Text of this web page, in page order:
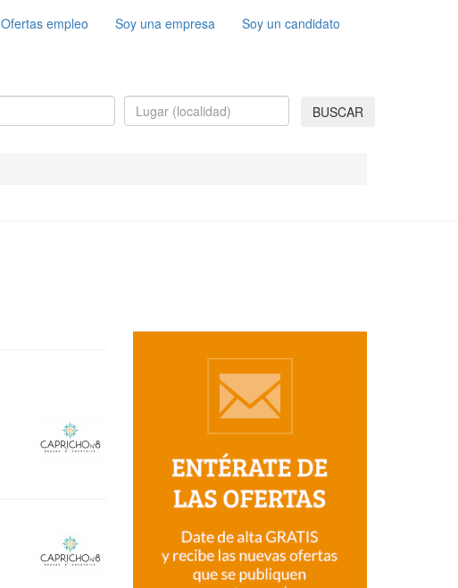
Ofertas empleo Soy una empresa Soy un candidato
BUSCAR